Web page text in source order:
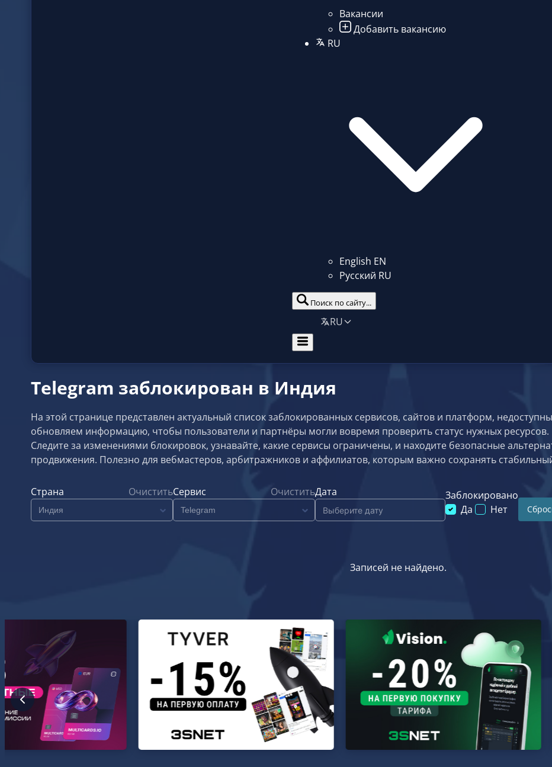
Вакансии
Добавить вакансию
RU
English EN
Русский RU
Поиск по сайту...
RU
Telegram заблокирован в Индия
На этой странице представлен актуальный список заблокированных сервисов, сайтов и платформ,
обновляем информацию, чтобы пользователи и партнёры могли вовремя проверить статус нужных ресурсов.
Следите за изменениями блокировок, узнавайте, какие сервисы ограничены, и находите безопасные
продвижения. Полезно для вебмастеров, арбитражников и аффилиатов, которым важно сохранять
Страна ОчиститьСервис ОчиститьДата
Заблокировано
Да
Нет
Записей не найдено.